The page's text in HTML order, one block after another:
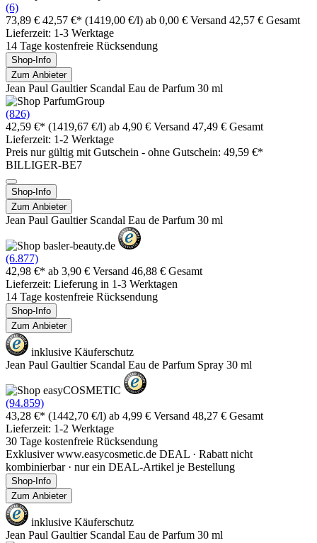
(6)
73,89 € 42,57 €* (1419,00 €/l) ab 0,00 € Versand 42,57 € Gesamt
Lieferzeit: 1-3 Werktage
14 Tage kostenfreie Rücksendung
Shop-Info
Zum Anbieter
Jean Paul Gaultier Scandal Eau de Parfum 30 ml
(826)
42,59 €* (1419,67 €/l) ab 4,90 € Versand 47,49 € Gesamt
Lieferzeit: 1-2 Werktage
Preis nur gültig mit Gutschein - ohne Gutschein: 49,59 €*
BILLIGER-BE7
Shop-Info
Zum Anbieter
Jean Paul Gaultier Scandal Eau de Parfum 30 ml
(6.877)
42,98 €* ab 3,90 € Versand 46,88 € Gesamt
Lieferzeit: Lieferung in 1-3 Werktagen
14 Tage kostenfreie Rücksendung
Shop-Info
Zum Anbieter
inklusive Käuferschutz
Jean Paul Gaultier Scandal Eau de Parfum Spray 30 ml
(94.859)
43,28 €* (1442,70 €/l) ab 4,99 € Versand 48,27 € Gesamt
Lieferzeit: 1-2 Werktage
30 Tage kostenfreie Rücksendung
Exklusiver www.easycosmetic.de DEAL · Rabatt nicht
kombinierbar · nur ein DEAL-Artikel je Bestellung
Shop-Info
Zum Anbieter
inklusive Käuferschutz
Jean Paul Gaultier Scandal Eau de Parfum 30 ml